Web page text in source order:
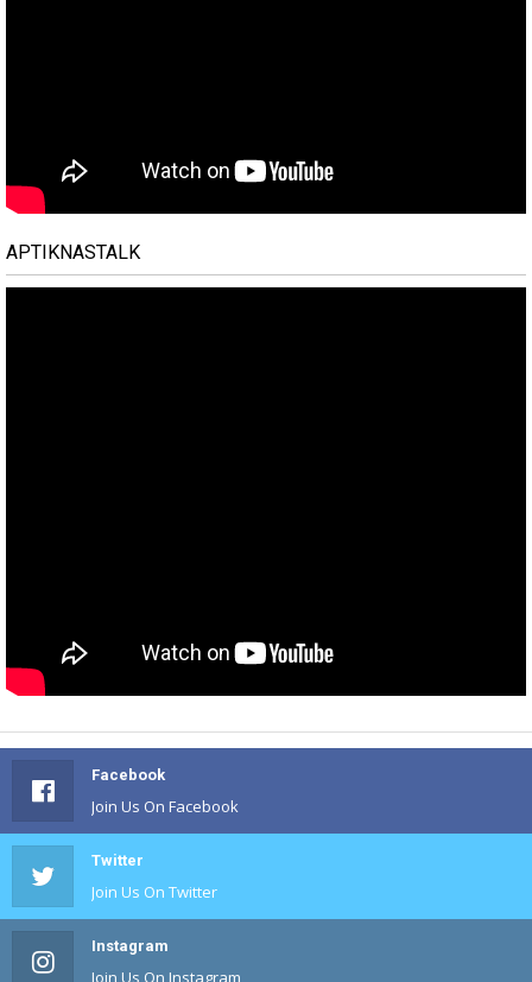
APTIKNASTALK
Facebook
Join Us On Facebook
Twitter
Join Us On Twitter
Instagram
Join Us On Instagram